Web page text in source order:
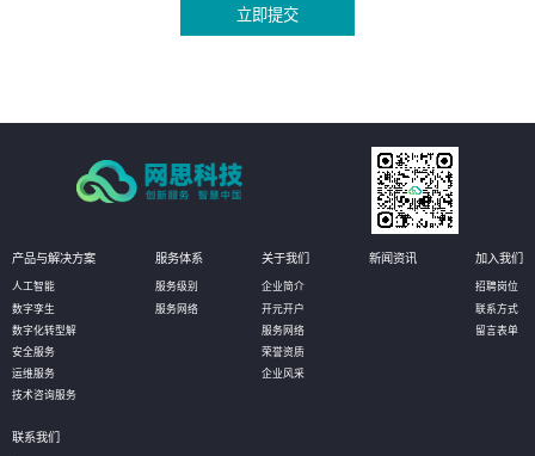
立即提交
产品与解决方案
人工智能
数字孪生
数字化转型解
安全服务
运维服务
技术咨询服务
服务体系
服务级别
服务网络
关于我们
企业简介
开元开户
服务网络
荣誉资质
企业风采
新闻资讯 加入我们
招聘岗位
联系方式
留言表单
联系我们